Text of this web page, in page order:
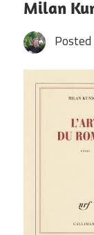
Milan
Posted